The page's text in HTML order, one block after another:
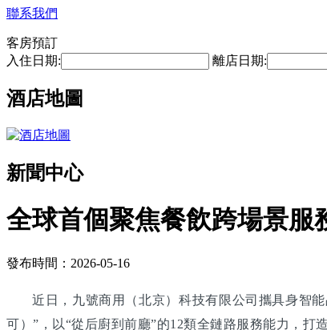
聯系我們
客房預訂
入住日期:
離店日期:
酒店地圖
新聞中心
全球首個聚焦餐飲跨場景服
發布時間：2026-05-16
近日，九號商用（北京）科技有限公司攜具身智
可）”，以“從后廚到前廳”的12類全鏈路服務能力，打